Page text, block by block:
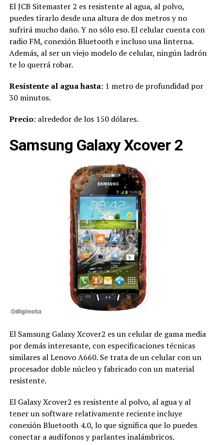
El JCB Sitemaster 2 es resistente al agua, al polvo,
puedes tirarlo desde una altura de dos metros y no
sufrirá mucho daño. Y no sólo eso. El celular cuenta con
radio FM, conexión Bluetooth e incluso una linterna.
Además, al ser un viejo modelo de celular, ningún ladrón
te lo querrá robar.
Resistente al agua hasta: 1 metro de profundidad por
30 minutos.
Precio: alrededor de los 150 dólares.
Samsung Galaxy Xcover 2
El Samsung Galaxy Xcover2 es un celular de gama media
por demás interesante, con especificaciones técnicas
similares al Lenovo A660. Se trata de un celular con un
procesador doble núcleo y fabricado con un material
resistente.
El Galaxy Xcover2 es resistente al polvo, al agua y al
tener un software relativamente reciente incluye
conexión Bluetooth 4.0, lo que significa que lo puedes
conectar a audífonos y parlantes inalámbricos.